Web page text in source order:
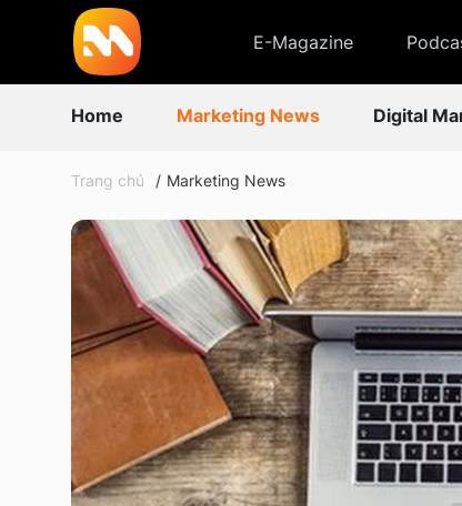
E-Magazine
Home Marketing News Digital
Trang chủ Marketing News